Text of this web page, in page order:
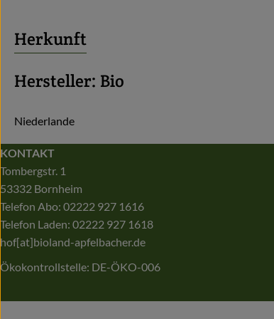
Herkunft
Hersteller: Bio
Niederlande
KONTAKT
Tombergstr. 1
53332 Bornheim
Telefon Abo: 02222 927 1616
Telefon Laden: 02222 927 1618
hof[at]bioland-apfelbacher.de
Ökokontrollstelle: DE-ÖKO-006